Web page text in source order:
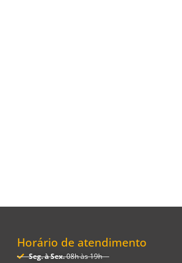
Horário de atendimento
Seg. à Sex.08h às 19h